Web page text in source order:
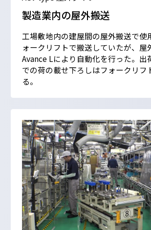
製造業内の屋外搬送
工場敷地内の建屋間の屋外搬送で使
ォークリフトで搬送していたが、屋
Avance Lにより自動化を行った。出
での荷の載せ下ろしはフォークリフ
る。